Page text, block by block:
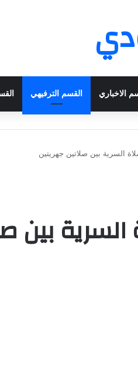
الاخباري القسم الترفيهي
السرية بين صلاتين جهريتين
بين